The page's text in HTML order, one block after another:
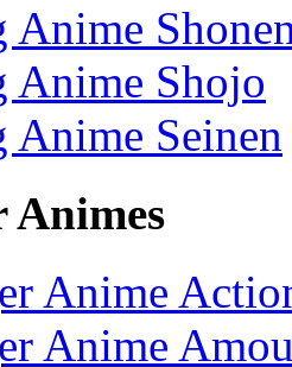
Anime
Anime Shojo
Anime Seinen
Animes
Anime
Anime